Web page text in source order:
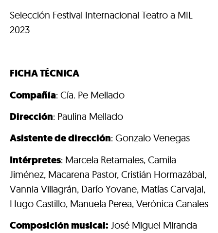
Selección Festival Internacional Teatro a MIL
2023
FICHA TÉCNICA
Compañía: Cía. Pe Mellado
Dirección: Paulina Mellado
Asistente de dirección: Gonzalo Venegas
Intérpretes: Marcela Retamales, Camila
Jiménez, Macarena Pastor, Cristián Hormazábal,
Vannia Villagrán, Darío Yovane, Matías Carvajal,
Hugo Castillo, Manuela Perea, Verónica Canales
Composición musical: José Miguel Miranda